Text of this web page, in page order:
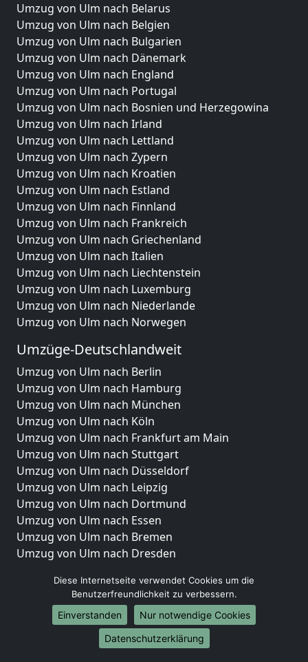
Umzug von Ulm nach Belarus
Umzug von Ulm nach Belgien
Umzug von Ulm nach Bulgarien
Umzug von Ulm nach Dänemark
Umzug von Ulm nach England
Umzug von Ulm nach Portugal
Umzug von Ulm nach Bosnien und Herzegowina
Umzug von Ulm nach Irland
Umzug von Ulm nach Lettland
Umzug von Ulm nach Zypern
Umzug von Ulm nach Kroatien
Umzug von Ulm nach Estland
Umzug von Ulm nach Finnland
Umzug von Ulm nach Frankreich
Umzug von Ulm nach Griechenland
Umzug von Ulm nach Italien
Umzug von Ulm nach Liechtenstein
Umzug von Ulm nach Luxemburg
Umzug von Ulm nach Niederlande
Umzug von Ulm nach Norwegen
Umzüge-Deutschlandweit
Umzug von Ulm nach Berlin
Umzug von Ulm nach Hamburg
Umzug von Ulm nach München
Umzug von Ulm nach Köln
Umzug von Ulm nach Frankfurt am Main
Umzug von Ulm nach Stuttgart
Umzug von Ulm nach Düsseldorf
Umzug von Ulm nach Leipzig
Umzug von Ulm nach Dortmund
Umzug von Ulm nach Essen
Umzug von Ulm nach Bremen
Umzug von Ulm nach Dresden
Umzug von Ulm nach Nürnberg
Umzug von Ulm nach Duisburg
Umzug von Ulm nach Bochum
Umzug von Ulm nach Wuppertal
Umzug von Ulm nach Bielefeld
Diese Internetseite verwendet Cookies um die
Benutzerfreundlichkeit zu verbessern.
Einverstanden
Nur notwendige Cookies
Datenschutzerklärung